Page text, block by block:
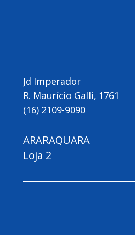
Jd Imperador
R. Maurício Galli, 1761
(16) 2109-9090
ARARAQUARA
Loja 2